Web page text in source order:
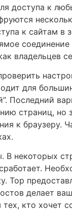
доступа к
к сайтам в
владельцев
для
Последний
страниц, но
к браузеру.
некоторых
Тор
делает
кто хочет